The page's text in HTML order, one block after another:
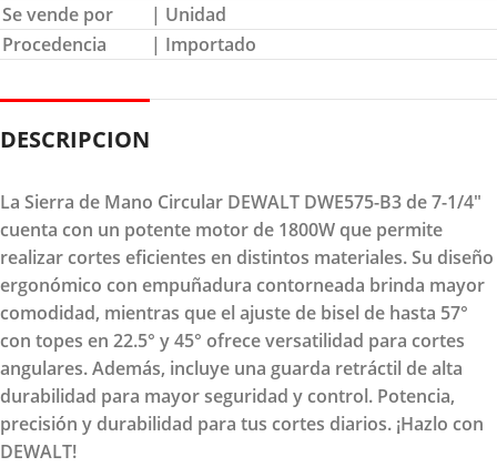
Se vende por
| Unidad
Procedencia
| Importado
DESCRIPCION
La Sierra de Mano Circular DEWALT DWE575-B3 de 7-1/4"
cuenta con un potente motor de 1800W que permite
realizar cortes eficientes en distintos materiales. Su diseño
ergonómico con empuñadura contorneada brinda mayor
comodidad, mientras que el ajuste de bisel de hasta 57°
con topes en 22.5° y 45° ofrece versatilidad para cortes
angulares. Además, incluye una guarda retráctil de alta
durabilidad para mayor seguridad y control. Potencia,
precisión y durabilidad para tus cortes diarios. ¡Hazlo con
DEWALT!